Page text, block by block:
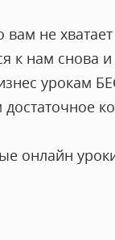
не
к нам снова
урокам
онлайн